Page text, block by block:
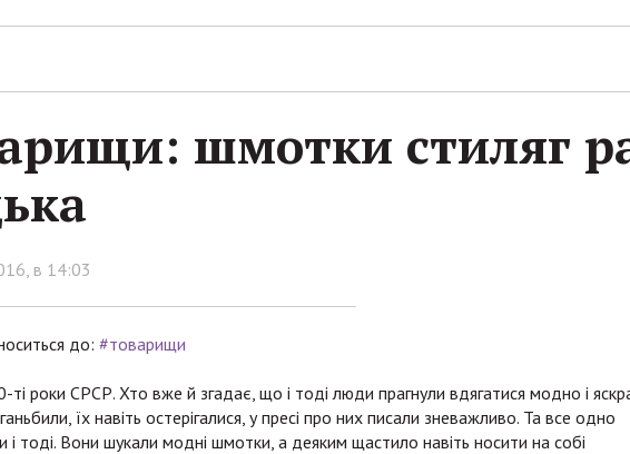
шмотки стиляг
в 14:03
до: #товарищи
ті роки СРСР. Хто вже й згадає, що і тоді люди прагнули вдягатися модно і
їх навіть остерігалися, у пресі про них писали зневажливо. Та все одно
і тоді. Вони шукали модні шмотки, а деяким щастило навіть носити на собі